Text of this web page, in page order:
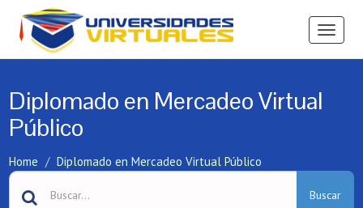
Ver
Diplomado en Mercadeo Virtual
Público
Home Diplomado en Mercadeo Virtual Público
Buscar